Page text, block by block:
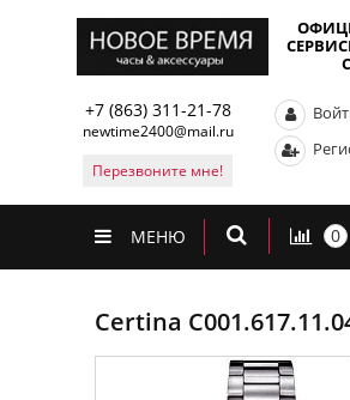
+7 (863) 311-21-78
newtime2400@mail.ru
Перезвоните мне!
МЕНЮ 0
Certina